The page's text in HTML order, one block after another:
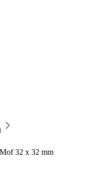
32 x 32 mm